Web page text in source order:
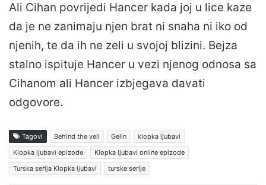
Ali Cihan povrijedi Hancer kada joj u lice kaze
da je ne zanimaju njen brat ni snaha ni iko od
njenih, te da ih ne zeli u svojoj blizini. Bejza
stalno ispituje Hancer u vezi njenog odnosa sa
Cihanom ali Hancer izbjegava davati
odgovore.
Tagovi Behind the veil Gelin
klopka ljubavi
Klopka ljubavi epizode
Klopka ljubavi online epizode
Turska serija Klopka ljubavi
turske serije